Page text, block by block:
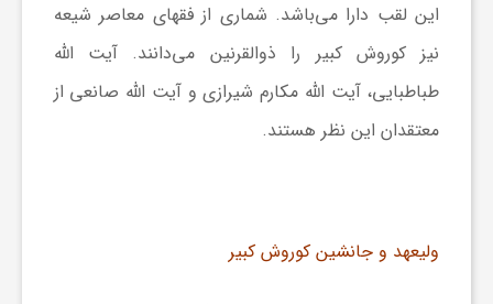
این لقب دارا می‌باشد. شماری از فقهای معاصر شیعه
نیز کوروش کبیر را ذوالقرنین می‌دانند. آیت الله
طباطبایی، آیت الله مکارم شیرازی و آیت الله صانعی از
معتقدان این نظر هستند.
ولیعهد و جانشین کوروش کبیر